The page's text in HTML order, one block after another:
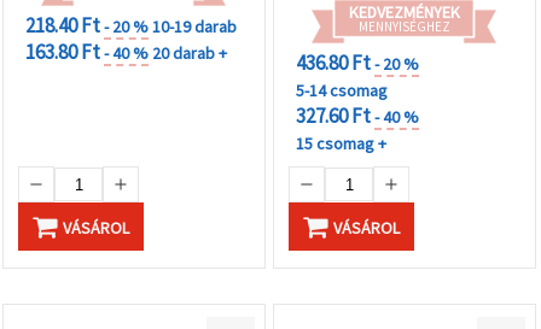
218.40 Ft- 20 %10-19 darab
163.80 Ft- 40 % 20 darab +
VÁSÁROL
KEDVEZMÉNYEK
MENNYISÉGHEZ
436.80 Ft- 20 %
5-14 csomag
327.60 Ft- 40 %
15 csomag +
VÁSÁROL